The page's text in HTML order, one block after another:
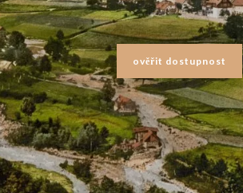
ověřit dostupnost